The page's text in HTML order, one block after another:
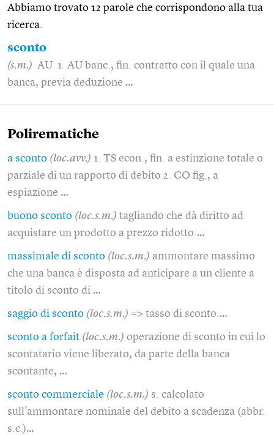
Abbiamo trovato 12 parole che corrispondono alla tua
ricerca.
sconto
(s.m.) AU 1. AU banc., fin. contratto con il quale una
banca, previa deduzione …
Polirematiche
a sconto (loc.avv.) 1. TS econ., fin. a estinzione totale o
parziale di un rapporto di debito 2. CO fig., a
espiazione …
buono sconto (loc.s.m.) tagliando che dà diritto ad
acquistare un prodotto a prezzo ridotto.…
massimale di sconto (loc.s.m.) ammontare massimo
che una banca è disposta ad anticipare a un cliente a
titolo di sconto di …
saggio di sconto (loc.s.m.) => tasso di sconto.…
sconto a forfait (loc.s.m.) operazione di sconto in cui lo
scontatario viene liberato, da parte della banca
scontante, …
sconto commerciale (loc.s.m.) s. calcolato
sull'ammontare nominale del debito a scadenza (abbr.
s.c.)…